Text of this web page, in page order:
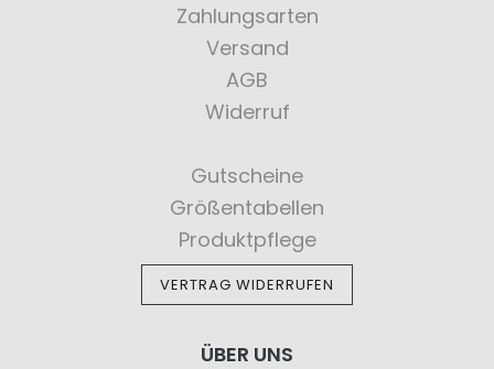
Zahlungsarten
Versand
AGB
Widerruf
Gutscheine
Größentabellen
Produktpflege
VERTRAG WIDERRUFEN
ÜBER UNS